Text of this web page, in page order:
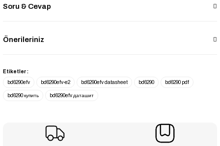
Soru & Cevap
Önerileriniz
Etiketler :
bd6290efv
bd6290efv-e2 bd6290efv datasheet bd6290 bd6290 pdf
bd6290 купить bd6290efv даташит